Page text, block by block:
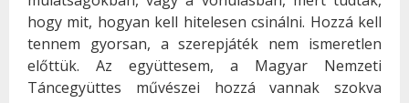
hogy mit, hogyan kell hitelesen csinálni. Hozzá kell
tennem gyorsan, a szerepjáték nem ismeretlen
előttük. Az együttesem, a Magyar Nemzeti
Táncegyüttes művészei hozzá vannak szokva